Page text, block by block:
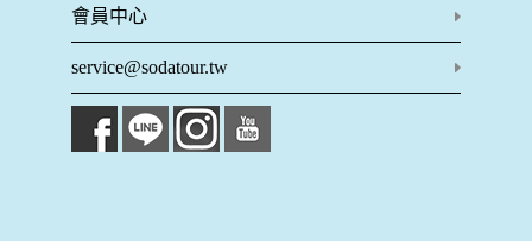
料。註冊時，本網站取得您的姓名、電話、住址、身份證字
成功，並登入使用我們的服務後，本網站即取得您的資料。
其他除了上述，會保留您在上網瀏覽或查詢時，伺服器自行產
生的相關記錄，包括您使用連線設備的 IP 位址、使用時間、使
用的瀏覽器、瀏覽及點選資料紀錄等。本網站會對個別連線者
的瀏覽器予以標示，歸納使用者瀏覽器在本網站內部所瀏覽的
會員中心
service@sodatour.tw